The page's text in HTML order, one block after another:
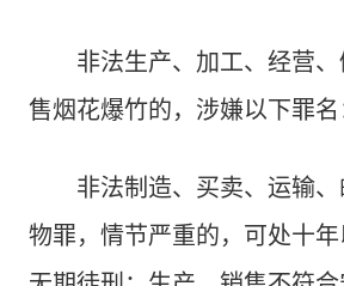
非法生产、加工、经营、
售烟花爆竹的，涉嫌以下罪名
非法制造、买卖、运输、
物罪，情节严重的，可处十年